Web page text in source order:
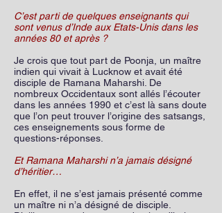
C’est parti de quelques enseignants qui
sont venus d’Inde aux Etats-Unis dans les
années 80 et après ?
Je crois que tout part de Poonja, un maître
indien qui vivait à Lucknow et avait été
disciple de Ramana Maharshi. De
nombreux Occidentaux sont allés l’écouter
dans les années 1990 et c’est là sans doute
que l’on peut trouver l’origine des satsangs,
ces enseignements sous forme de
questions-réponses.
Et Ramana Maharshi n’a jamais désigné
d’héritier…
En effet, il ne s’est jamais présenté comme
un maître ni n’a désigné de disciple.